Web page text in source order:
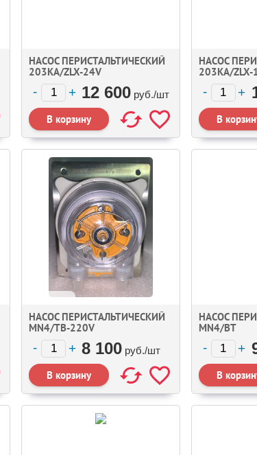
НАСОС ПЕРИСТАЛЬТИЧЕСКИЙ
203KA/ZLX-24V
12 600 руб./шт
НАСОС
203KA/ZLX-
НАСОС ПЕРИСТАЛЬТИЧЕСКИЙ
MN4/TB-220V
8 100 руб./шт
НАСОС
MN4/BT